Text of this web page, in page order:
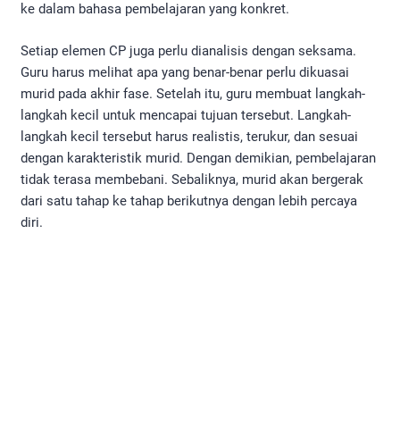
ke dalam bahasa pembelajaran yang konkret.
Setiap elemen CP juga perlu dianalisis dengan seksama.
Guru harus melihat apa yang benar-benar perlu dikuasai
murid pada akhir fase. Setelah itu, guru membuat langkah-
langkah kecil untuk mencapai tujuan tersebut. Langkah-
langkah kecil tersebut harus realistis, terukur, dan sesuai
dengan karakteristik murid. Dengan demikian, pembelajaran
tidak terasa membebani. Sebaliknya, murid akan bergerak
dari satu tahap ke tahap berikutnya dengan lebih percaya
diri.